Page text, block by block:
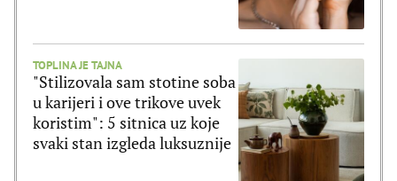
TOPLINA JE TAJNA
"Stilizovala sam stotine soba
u karijeri i ove trikove uvek
koristim": 5 sitnica uz koje
svaki stan izgleda luksuznije